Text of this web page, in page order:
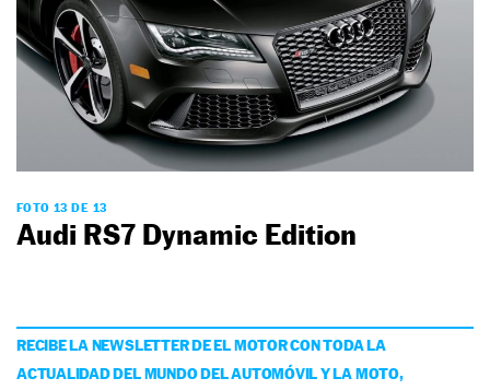
FOTO 13 DE 13
Audi RS7 Dynamic Edition
RECIBE LA NEWSLETTER DE EL MOTOR CON TODA LA
ACTUALIDAD DEL MUNDO DEL AUTOMÓVIL Y LA MOTO,